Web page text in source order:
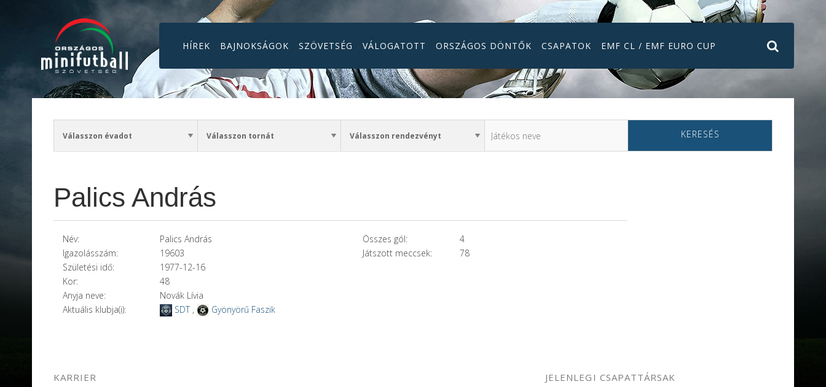
HÍREK BAJNOKSÁGOK SZÖVETSÉG VÁLOGATOTT ORSZÁGOS DÖNTŐK CSAPATOK EMF CL / EMF EURO CUP
KERESÉS
Palics András
Név:
Palics András
Igazolásszám:
19603
Születési idő:
1977-12-16
Kor:
48
Anyja neve:
Novák Lívia
Aktuális klubja(i):
SDT , Gyönyörű Faszik
Összes gól:
4
Játszott meccsek:
78
KARRIER JELENLEGI CSAPATTÁRSAK